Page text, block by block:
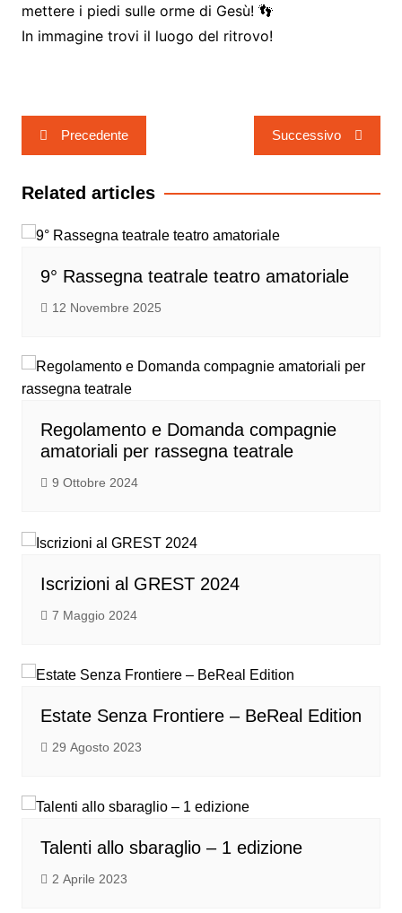
mettere i piedi sulle orme di Gesù! 👣
In immagine trovi il luogo del ritrovo!
Navigazione
articoli
Precedente Successivo
Related articles
9° Rassegna teatrale teatro amatoriale
12 Novembre 2025
Regolamento e Domanda compagnie
amatoriali per rassegna teatrale
9 Ottobre 2024
Iscrizioni al GREST 2024
7 Maggio 2024
Estate Senza Frontiere – BeReal Edition
29 Agosto 2023
Talenti allo sbaraglio – 1 edizione
2 Aprile 2023